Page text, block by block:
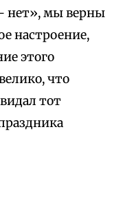
нет», мы верны
настроение,
этого
что
тот